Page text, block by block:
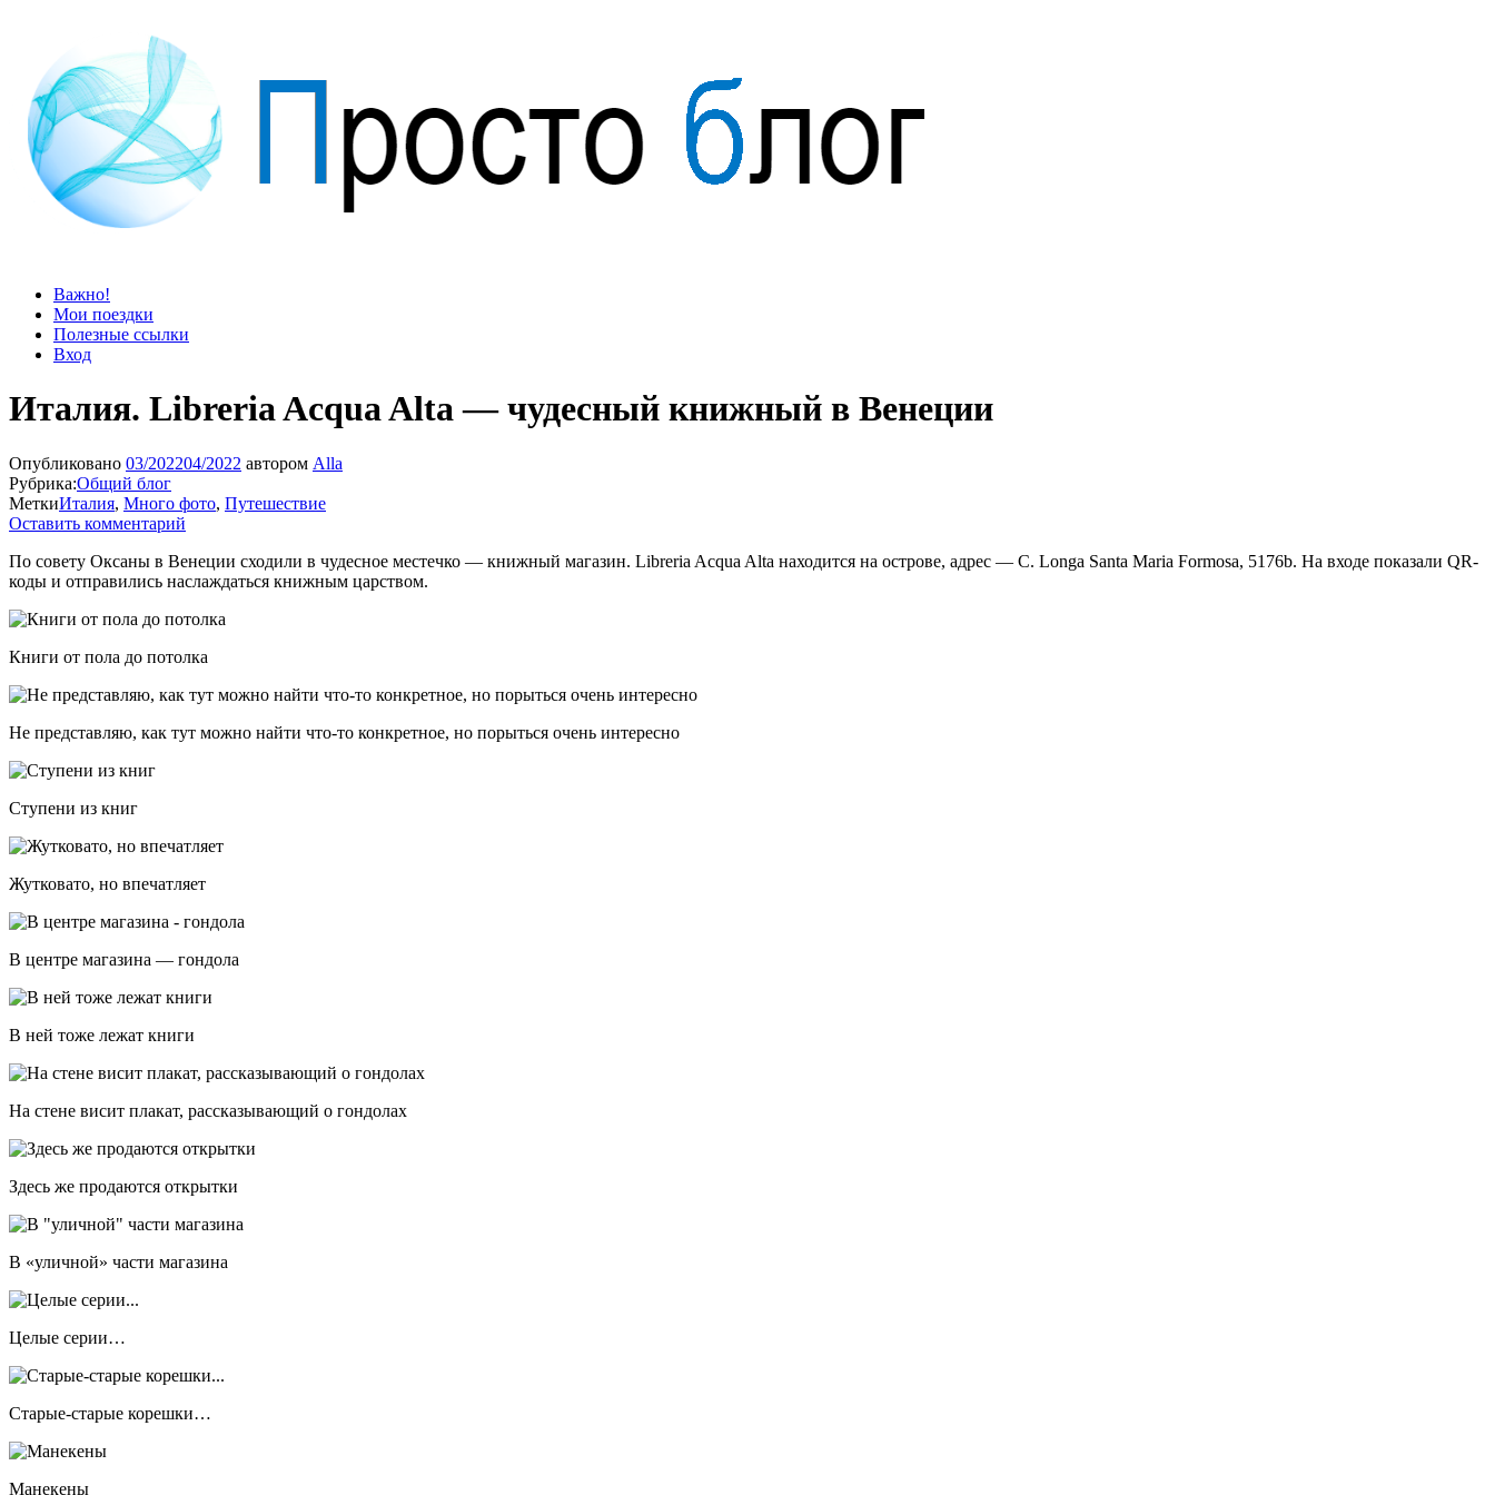
Просто блог
Мир удивительней, чем кажется
Важно!
Мои поездки
Полезные ссылки
Вход
Италия. Libreria Acqua Alta — чудесный книжный в Венеции
Опубликовано 03/202204/2022 автором Alla
Рубрика:Общий блог
МеткиИталия, Много фото, Путешествие
Оставить комментарий
По совету Оксаны в Венеции сходили в чудесное местечко — книжный магазин. Libreria Acqua Alta находится на острове, адрес — C. Longa Santa Maria Formosa, 5176b. На входе показали QR-
коды и отправились наслаждаться книжным царством.
Книги от пола до потолка
Не представляю, как тут можно найти что-то конкретное, но порыться очень интересно
Ступени из книг
Жутковато, но впечатляет
В центре магазина — гондола
В ней тоже лежат книги
На стене висит плакат, рассказывающий о гондолах
Здесь же продаются открытки
В «уличной» части магазина
Целые серии…
Старые-старые корешки…
Манекены